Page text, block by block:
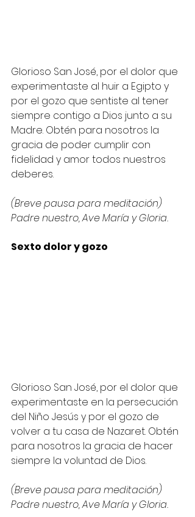
Glorioso San José, por el dolor que
experimentaste al huir a Egipto y
por el gozo que sentiste al tener
siempre contigo a Dios junto a su
Madre. Obtén para nosotros la
gracia de poder cumplir con
fidelidad y amor todos nuestros
deberes.
(Breve pausa para meditación)
Padre nuestro, Ave María y Gloria.
Sexto dolor y gozo
Glorioso San José, por el dolor que
experimentaste en la persecución
del Niño Jesús y por el gozo de
volver a tu casa de Nazaret. Obtén
para nosotros la gracia de hacer
siempre la voluntad de Dios.
(Breve pausa para meditación)
Padre nuestro, Ave María y Gloria.